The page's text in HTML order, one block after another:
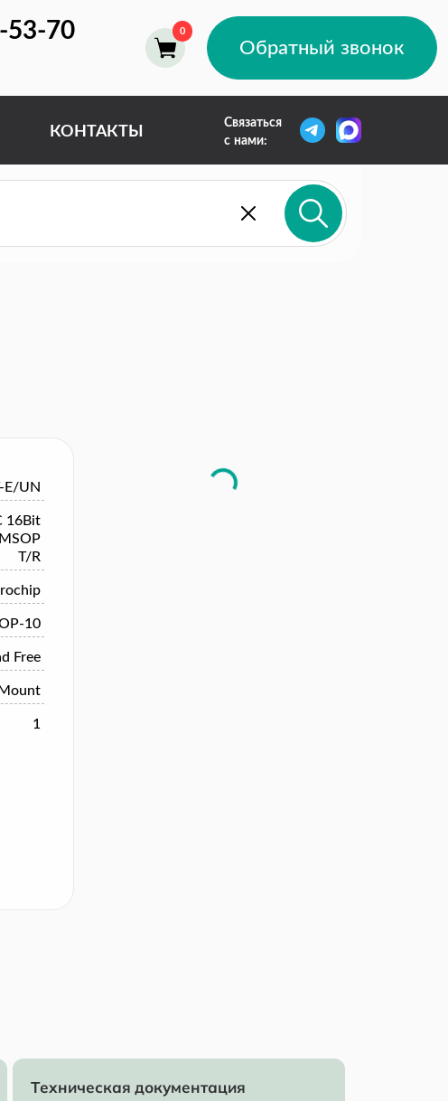
53-70
Обратный звонок
КОНТАКТЫ
Связаться
с нами:
E/UN
16Bit
T/R
10
Free
1
Техническая документация